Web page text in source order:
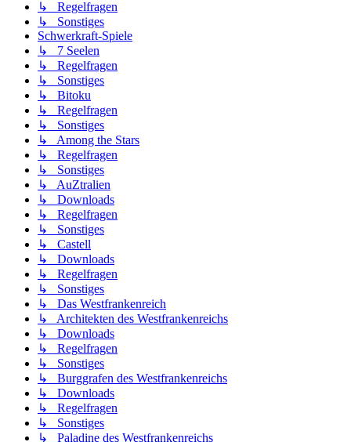
↳ Regelfragen
↳ Sonstiges
Schwerkraft-Spiele
↳ 7 Seelen
↳ Regelfragen
↳ Sonstiges
↳ Bitoku
↳ Regelfragen
↳ Sonstiges
↳ Among the Stars
↳ Regelfragen
↳ Sonstiges
↳ AuZtralien
↳ Downloads
↳ Regelfragen
↳ Sonstiges
↳ Castell
↳ Downloads
↳ Regelfragen
↳ Sonstiges
↳ Das Westfrankenreich
↳ Architekten des Westfrankenreichs
↳ Downloads
↳ Regelfragen
↳ Sonstiges
↳ Burggrafen des Westfrankenreichs
↳ Downloads
↳ Regelfragen
↳ Sonstiges
↳ Paladine des Westfrankenreichs